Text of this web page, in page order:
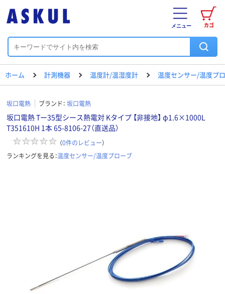
カゴ
メニュー
ホーム 計測機器 温度計/温湿度計 温度センサー/温度プ
坂口電熱 ブランド： 坂口電熱
坂口電熱 Tー35型シース熱電対 Kタイプ 【非接地】 φ1.6×1000L
T351610H 1本 65-8106-27（直送品）
（0件のレビュー）
ランキングを見る：温度センサー/温度プローブ